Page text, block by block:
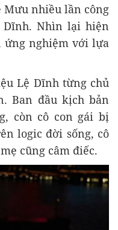
Mưu nhiều lần công
Nhìn lại hiện
ứng nghiệm với lựa
Lệ Dĩnh từng chủ
Ban đầu kịch bản
còn cô con gái bị
logic đời sống, cô
cũng câm điếc.